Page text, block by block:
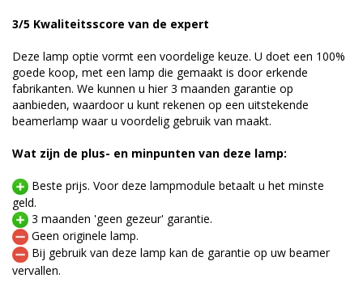
3/5 Kwaliteitsscore van de expert
Deze lamp optie vormt een voordelige keuze. U doet een 100%
goede koop, met een lamp die gemaakt is door erkende
fabrikanten. We kunnen u hier 3 maanden garantie op
aanbieden, waardoor u kunt rekenen op een uitstekende
beamerlamp waar u voordelig gebruik van maakt.
Wat zijn de plus- en minpunten van deze lamp:
Beste prijs. Voor deze lampmodule betaalt u het minste
geld.
3 maanden 'geen gezeur' garantie.
Geen originele lamp.
Bij gebruik van deze lamp kan de garantie op uw beamer
vervallen.